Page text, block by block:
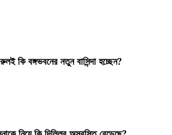
কি বঙ্গভবনের নতুন বাসিন্দা হচ্ছেন?